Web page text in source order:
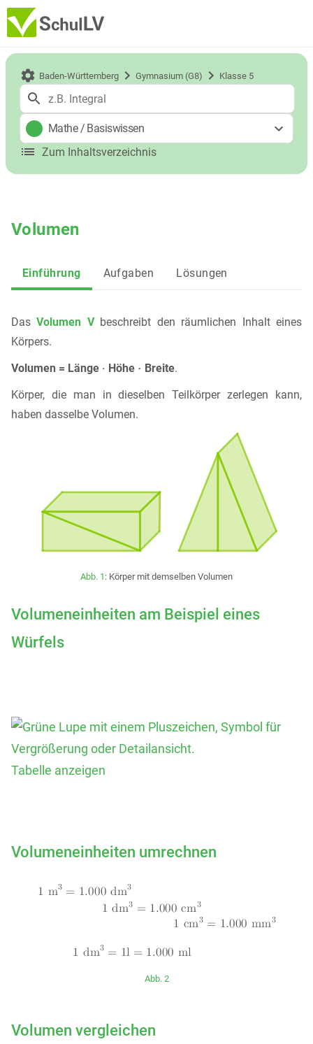
Baden-Württemberg Gymnasium (G8) Klasse 5
Mathe/ Basiswissen
Zum Inhaltsverzeichnis
Volumen
Einführung Aufgaben Lösungen
DasVolumen V beschreibt den räumlichen Inhalt eines
Körpers.
Volumen = Länge
Höhe Breite.
Körper, die man in dieselben Teilkörper zerlegen kann,
haben dasselbe Volumen.
Abb. 1 : Körper mit demselben Volumen
Volumeneinheiten am Beispiel eines
Würfels
Tabelle anzeigen
Volumeneinheiten umrechnen
Abb. 2
Volumen vergleichen